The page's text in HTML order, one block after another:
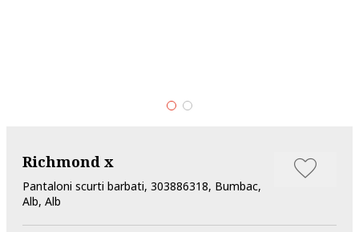
Richmond x
Pantaloni scurti barbati, 303886318, Bumbac,
Alb, Alb